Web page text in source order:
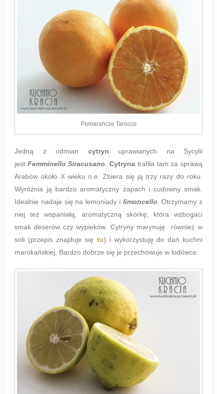
Pomarańcze Tarocco
Jedną z odmian cytryn uprawianych na Sycylii
jest Femminello Siracusano .Cytryna trafiła tam za sprawą
Arabów około X wieku n.e.
Zbiera się ją trzy razy do roku.
Wyróżnia ją bardzo aromatyczny zapach i cudowny smak.
Idealnie nadaje się na lemoniady i limoncello . Otrzymamy z
niej też wspaniałą, aromatyczną skórkę, która wzbogaci
smak deserów czy wypieków. Cytryny marynuję również w
soli (przepis znajduje się tu) i wykorzystuję do dań kuchni
marokańskiej. Bardzo dobrze się je przechowuje w lodówce.